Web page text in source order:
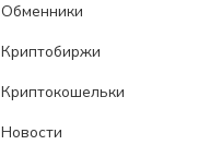
Обменники
Криптобиржи
Криптокошельки
Новости